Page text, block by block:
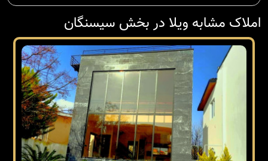
املاک مشابه ویلا در بخش سیسنگان